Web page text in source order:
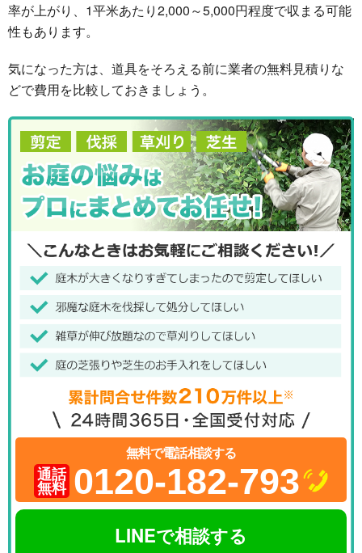
率が上がり、1平米あたり2,000～5,000円程度で収まる可能
性もあります。
気になった方は、道具をそろえる前に業者の無料見積りな
どで費用を比較しておきましょう。
無料で電話相談する
通話
無料 0120-182-793
LINEで相談する